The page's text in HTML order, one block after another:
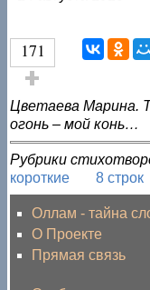
171
Голос за!
Цветаева Марина.
огонь – мой конь…
Рубрики
короткие
8 строк
Оллам - тайна
О Проекте
Прямая связь